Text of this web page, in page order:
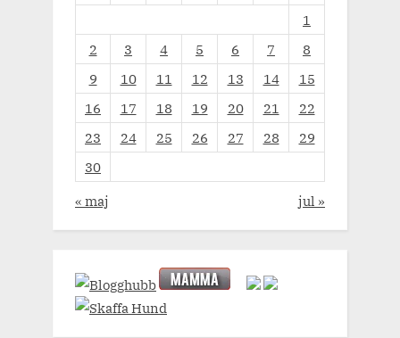
1
2
3 4 5 6 7
8
9
10 11 12 13 14
15
16
17 18 19 20 21
22
23
24 25 26 27 28
29
30
« maj
jul »